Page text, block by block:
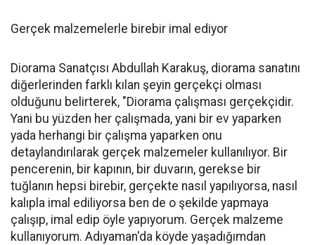
Gerçek malzemelerle birebir imal ediyor
Diorama Sanatçısı Abdullah Karakuş, diorama sanatını
diğerlerinden farklı kılan şeyin gerçekçi olması
olduğunu belirterek, "Diorama çalışması gerçekçidir.
Yani bu yüzden her çalışmada, yani bir ev yaparken
yada herhangi bir çalışma yaparken onu
detaylandırılarak gerçek malzemeler kullanılıyor. Bir
pencerenin, bir kapının, bir duvarın, gerekse bir
tuğlanın hepsi birebir, gerçekte nasıl yapılıyorsa, nasıl
kalıpla imal ediliyorsa ben de o şekilde yapmaya
çalışıp, imal edip öyle yapıyorum. Gerçek malzeme
kullanıyorum. Adıyaman'da köyde yaşadığımdan